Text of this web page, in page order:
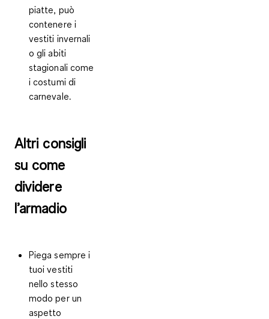
piatte, può
contenere i
vestiti invernali
o gli abiti
stagionali come
i costumi di
carnevale.
Altri consigli
su come
dividere
l’armadio
Piega sempre i
tuoi vestiti
nello stesso
modo per un
aspetto